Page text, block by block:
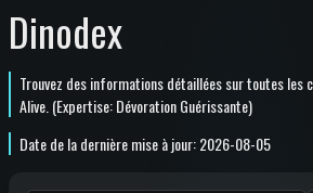
Dinodex
Trouvez des informations détaillées sur toutes les
Alive. (Expertise: Dévoration Guérissante)
Date de la dernière mise à jour: 2026-08-05